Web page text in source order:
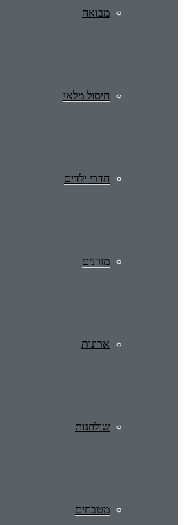
מבואה
חיסול מלאי
חדרי ילדים
מזרנים
ארונות
שולחנות
מטבחים